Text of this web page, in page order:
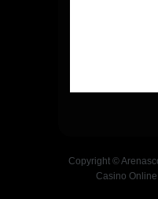
Copyright ©
Casino